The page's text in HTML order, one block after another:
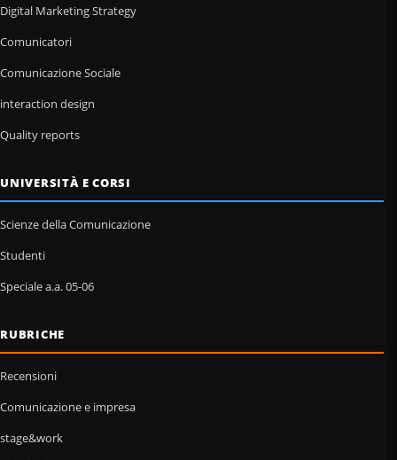
Digital Marketing Strategy
Comunicatori
Comunicazione Sociale
interaction design
Quality reports
UNIVERSITÀ E CORSI
Scienze della Comunicazione
Studenti
Speciale a.a. 05-06
RUBRICHE
Recensioni
Comunicazione e impresa
stage&work